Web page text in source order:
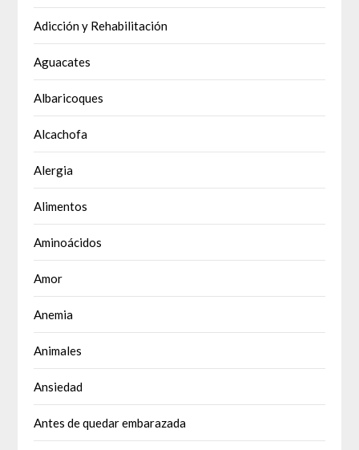
Adicción y Rehabilitación
Aguacates
Albaricoques
Alcachofa
Alergia
Alimentos
Aminoácidos
Amor
Anemia
Animales
Ansiedad
Antes de quedar embarazada